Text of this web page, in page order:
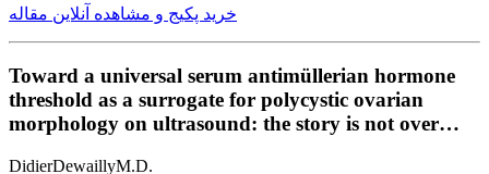
خرید پکیج و مشاهده آنلاین مقاله
Toward a universal serum antimüllerian hormone
threshold as a surrogate for polycystic ovarian
morphology on ultrasound: the story is not over…
DidierDewaillyM.D.